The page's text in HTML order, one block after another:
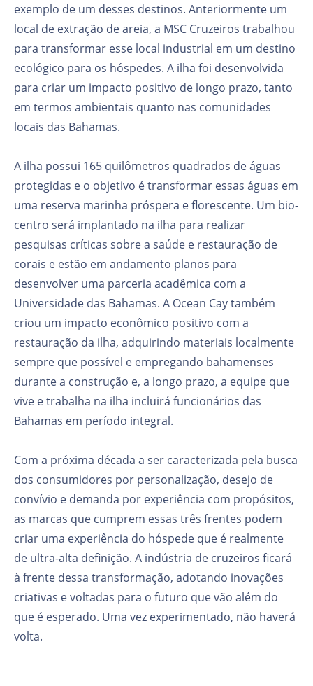
exemplo de um desses destinos. Anteriormente um
local de extração de areia, a MSC Cruzeiros trabalhou
para transformar esse local industrial em um destino
ecológico para os hóspedes. A ilha foi desenvolvida
para criar um impacto positivo de longo prazo, tanto
em termos ambientais quanto nas comunidades
locais das Bahamas.
A ilha possui 165 quilômetros quadrados de águas
protegidas e o objetivo é transformar essas águas em
uma reserva marinha próspera e florescente. Um bio-
centro será implantado na ilha para realizar
pesquisas críticas sobre a saúde e restauração de
corais e estão em andamento planos para
desenvolver uma parceria acadêmica com a
Universidade das Bahamas. A Ocean Cay também
criou um impacto econômico positivo com a
restauração da ilha, adquirindo materiais localmente
sempre que possível e empregando bahamenses
durante a construção e, a longo prazo, a equipe que
vive e trabalha na ilha incluirá funcionários das
Bahamas em período integral.
Com a próxima década a ser caracterizada pela busca
dos consumidores por personalização, desejo de
convívio e demanda por experiência com propósitos,
as marcas que cumprem essas três frentes podem
criar uma experiência do hóspede que é realmente
de ultra-alta definição. A indústria de cruzeiros ficará
à frente dessa transformação, adotando inovações
criativas e voltadas para o futuro que vão além do
que é esperado. Uma vez experimentado, não haverá
volta.